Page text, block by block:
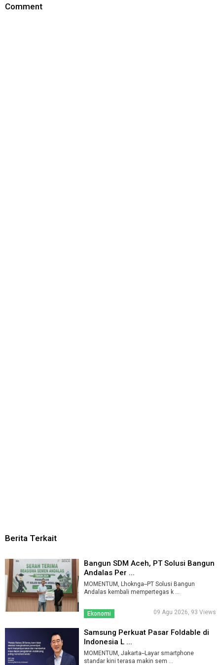
Comment
Berita Terkait
Bangun SDM Aceh, PT Solusi Bangun
Andalas Per ...
MOMENTUM, Lhoknga--PT Solusi Bangun
Andalas kembali mempertegas k ...
Ekonomi 09 Agu 2026, 93 Views
Samsung Perkuat Pasar Foldable di
Indonesia L ...
MOMENTUM, Jakarta--Layar smartphone
standar kini terasa makin sem ...